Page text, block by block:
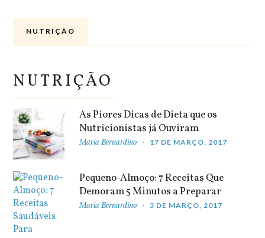
NUTRIÇÃO
NUTRIÇÃO
As Piores Dicas de Dieta que os
Nutricionistas já Ouviram
Maria Bernardino 17 DE MARÇO, 2017
Pequeno-Almoço: 7 Receitas Que
Demoram 5 Minutos a Preparar
Maria Bernardino 3 DE MARÇO, 2017